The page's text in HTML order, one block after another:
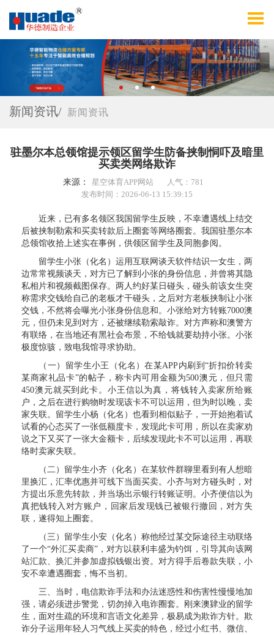
新闻资讯/ 新闻资讯
驻墨尔本总领馆提示领区留学生防备挟制恫吓及暗里
买卖类网络欺诈
来源： 星空体育APP网站
人气：781
发布时间：2026-06-13 15:39:15
近来，已有多名领区我国留学生反映，不幸遭遇线上结交
后被挟制勒索和买卖转款后上圈套等网络圈套。我国驻墨尔本
总领馆收拾上述实在事例，供领区留学生及同胞参阅。
留学生小张（化名）运用互联网谈天软件结识一女生，两
边常常视频谈天，对方已了解到小张的身份信息，并曾将其隐
私相片和视频截图保存。两人约好某日碰头，碰头前该女生突
称需求交钱给自己的老板才干碰头，之后对方老板挟制让小张
交钱，不然将会曝光小张身份信息和。小张给对方转账7000澳
元，但仍未见到对方，还被继续勒索敲诈。对方声称和澳警方
有联络，在当地还有黑社会布景，不给钱就要劫持小张。小张
极度惊骇，致电我馆寻求协助。
（一）留学生小王（化名）在某APP内刷到“折扣价转卖
某商家礼品卡”的帖子，称卡内可用金额为500澳元，但只需
450澳元就买到此卡。小王信以为真，将钱转入卖家所给账
户，之后在进行购物时发现该卡不可以运用，但为时以晚，卖
家失联。留学生小杨（化名）也看到相似贴子，一开始抱着试
试看的心态买了一张低额度卡，发现此卡可用，所以在卖家劝
说之下又买了一张大金额卡，后续发现此卡不可以运用，再联
络时卖家失联。
（二）留学生小齐（化名）在某软件群聊里看到有人想暗
里换汇，汇率优惠并可线下当面买卖。小齐与对方碰头时，对
方提出乐意先转款，并当场出示银行转账证明。小齐便信以为
真把钱转入对方账户，回家后发现钱已被银行撤回，对方失
联，遂得知上圈套。
（三）留学生小安（化名）称他经过某交际途径主动联络
了一个“外汇买卖商”，对方以获利丰盛为钓饵，引导其向该网
站汇款、换汇并参加虚拟钱银出资。对方得手后卷款失联，小
安不幸遭遇圈套，悔不当初。
三、当时，电信欺诈手法和办法迷惑性和伤害性慢慢地加
强，请必须进步警觉，切勿掉入电诈圈套。刚来澳肄业的留学
生，面对生疏的环境和言语文化差异，极易成为欺诈方针。欺
诈分子运用年轻人习气线上买卖的特色，经过小红书、微信、